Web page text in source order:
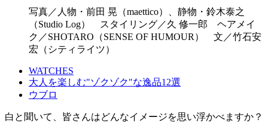
写真／人物・前田 晃（maettico）、静物・鈴木泰之
（Studio Log） スタイリング／久 修一郎 ヘアメイ
ク／SHOTARO（SENSE OF HUMOUR） 文／竹石安
宏（シティライツ）
WATCHES
大人を楽しむ"ゾクゾク"な逸品12選
ウブロ
白と聞いて、皆さんはどんなイメージを思い浮かべますか？